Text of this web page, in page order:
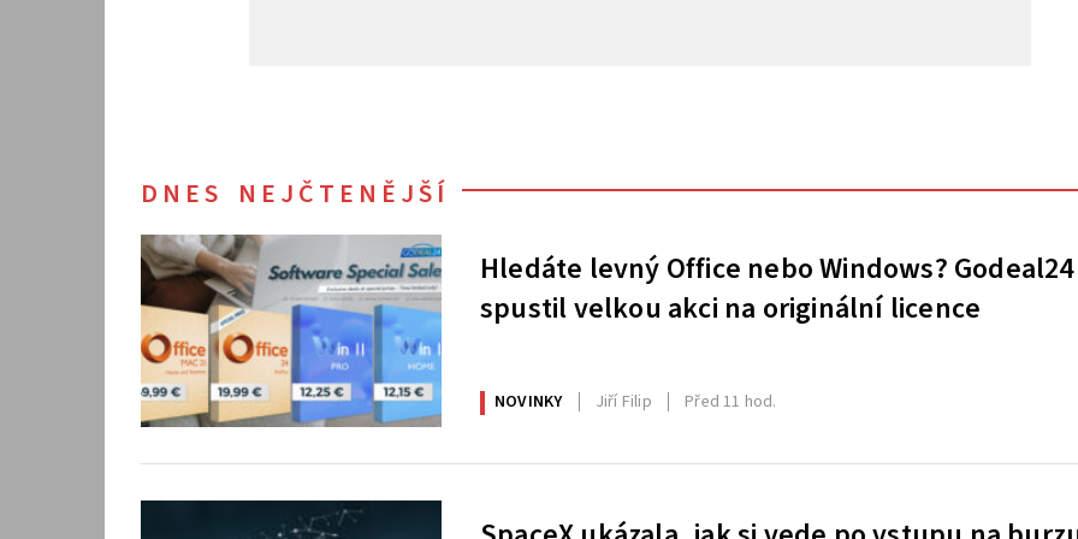
DNES NEJČTENĚJŠÍ
Hledáte levný Office nebo Windows? Godeal24
spustil velkou akci na originální licence
NOVINKY Jiří Filip Před 11 hod.